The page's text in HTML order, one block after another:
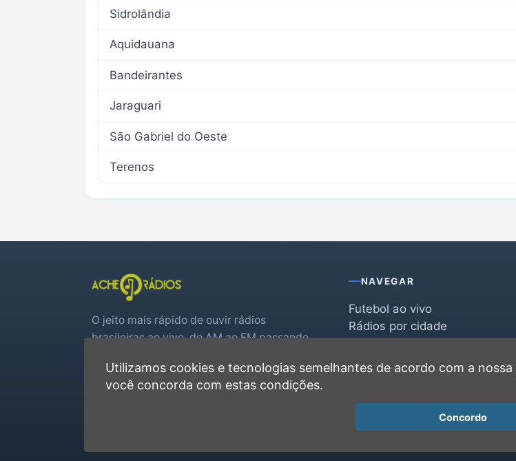
Sidrolândia
Aquidauana
Bandeirantes
Jaraguari
São Gabriel do Oeste
Terenos
O jeito mais rápido de ouvir rádios
brasileiras ao vivo, do AM ao FM passando
real.
NAVEGAR
Futebol ao vivo
Rádios por cidade
Favoritas
Recentes
Utilizamos cookies e tecnologias semelhantes de acordo com a nossa
você concorda com estas condições.
Concordo